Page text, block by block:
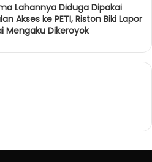
Lahannya Diduga Dipakai
Akses ke PETI, Riston Biki Lapor
Mengaku Dikeroyok